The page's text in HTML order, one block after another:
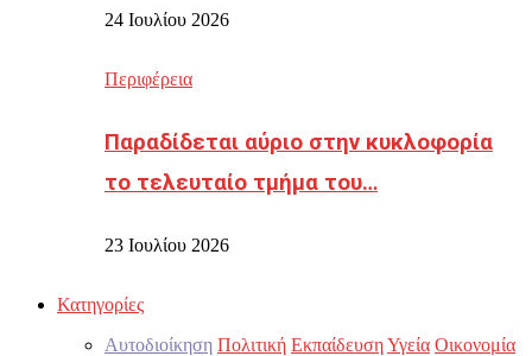
24 Ιουλίου 2026
Περιφέρεια
Παραδίδεται αύριο στην κυκλοφορία
το τελευταίο τμήμα του…
23 Ιουλίου 2026
Κατηγορίες
Αυτοδιοίκηση Πολιτική ΕκπαίδευσηΥγεία Οικονομία